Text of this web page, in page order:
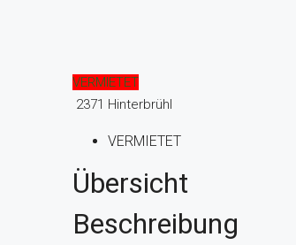
VERMIETET
2371 Hinterbrühl
VERMIETET
Übersicht
Beschreibung